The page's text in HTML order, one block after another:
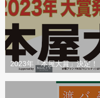
2023年「本屋大賞」決定！